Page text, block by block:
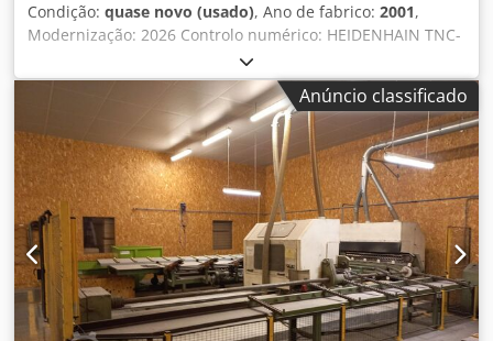
Condição: quase novo (usado), Ano de fabrico: 2001,
Modernização: 2026 Controlo numérico: HEIDENHAIN TNC-
426 Características técnicas Dcsdpfx Aasugbrqorjk
Dimensões Dimensões da mesa: 6000 x 1000 mm Número
de ranhuras em T: 7 Dimensões das ranhuras em T: 22
mm Cursos dos eixos Curso longitudinal X: 5300 mm Curso
vertical Y: 1050 mm Curso transversal Z: 1500 mm
Capacidade vertical (CV): 80 - 1130 Cabeça de fresagem
Tipo de cabeça: Frontal fixa Sistema de fixação da
ferramenta: Hidráulico Cónico: ISO 50 (DIN 69871) Parafuso
de fixação: DIN 69872-B Faixa de velocidade: 60 - 3000 rpm
Potência do eixo: 22/30 kW Avanços Avanço: 5000 mm/min
Avanço rápido (X, Y, Z): 10000 mm/min Peso e dimensões
Peso máximo na mesa: Não determinado Peso aproximado
da máquina: 43000 kg Dimensões aproximadas da
Anúncio classificado